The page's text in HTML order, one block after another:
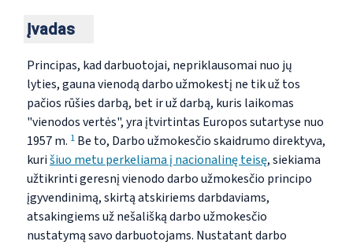
Įvadas
Principas, kad darbuotojai, nepriklausomai nuo jų
lyties, gauna vienodą darbo užmokestį ne tik už tos
pačios rūšies darbą, bet ir už darbą, kuris laikomas
"vienodos vertės", yra įtvirtintas Europos sutartyse nuo
1957 m. 1Be to, Darbo užmokesčio skaidrumo direktyva,
kurišiuo metu perkeliama į nacionalinę teisę, siekiama
užtikrintigeresnį vienodo darbo užmokesčio principo
įgyvendinimą, skirtą atskiriems darbdaviams,
atsakingiems už nešališką darbo užmokesčio
nustatymą savo darbuotojams. Nustatant darbo